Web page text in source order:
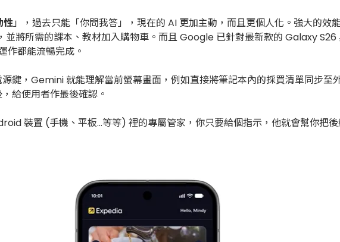
性」，過去只能「你問我答」，現在的 AI 更加主動，而且更個人化。強大的效
將所需的課本、教材加入購物車。而且 Google 已針對最新款的 Galaxy
作都能流暢完成。
鍵，Gemini 就能理解當前螢幕畫面，例如直接將筆記本內的採買清單同步至
給使用者作最後確認。
裝置 (手機、平板...等等) 裡的專屬管家，你只要給個指示，他就會幫你把